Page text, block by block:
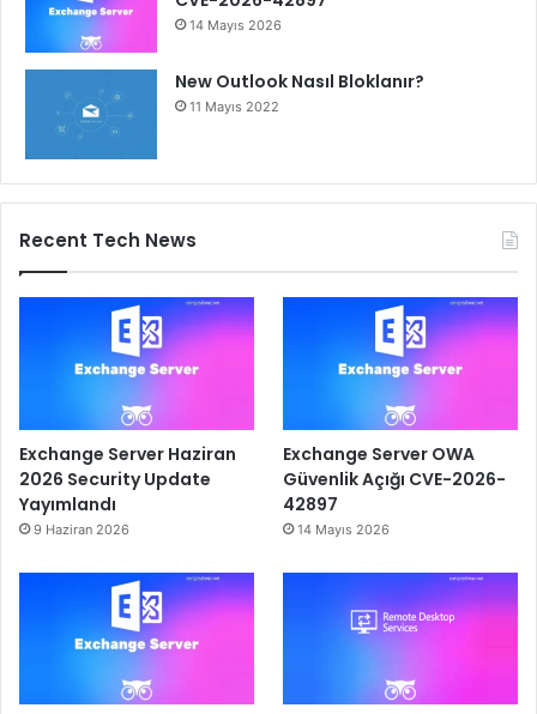
14 Mayıs 2026
New Outlook Nasıl Bloklanır?
11 Mayıs 2022
Recent Tech News
Exchange Server Haziran
2026 Security Update
Yayımlandı
9 Haziran 2026
Exchange Server OWA
Güvenlik Açığı CVE-2026-
42897
14 Mayıs 2026